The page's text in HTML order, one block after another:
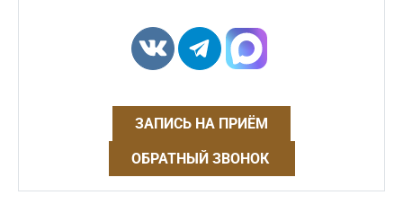
ЗАПИСЬ НА ПРИЁМ
ОБРАТНЫЙ ЗВОНОК